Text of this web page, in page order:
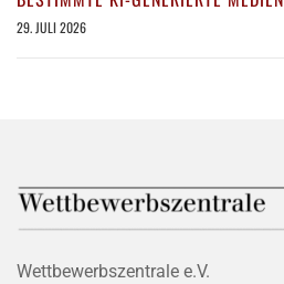
29. JULI 2026
Wettbewerbszentrale e.V.